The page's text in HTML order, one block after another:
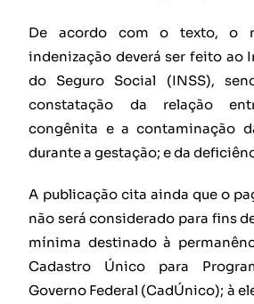
De acordo com o texto, o
indenização deverá ser feito ao
do Seguro Social (INSS),
constatação da relação
congênita e a contaminação
durante a gestação; e da
A publicação cita ainda que o
não será considerado para fins
mínima destinado à
Cadastro Único para
Governo Federal (CadÚnico); à